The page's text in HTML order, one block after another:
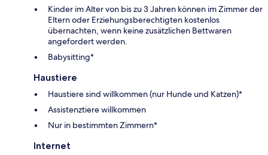
Kinder im Alter von bis zu 3 Jahren können im Zimmer der
Eltern oder Erziehungsberechtigten kostenlos
übernachten, wenn keine zusätzlichen Bettwaren
angefordert werden.
Babysitting*
Haustiere
Haustiere sind willkommen (nur Hunde und Katzen)*
Assistenztiere willkommen
Nur in bestimmten Zimmern*
Internet